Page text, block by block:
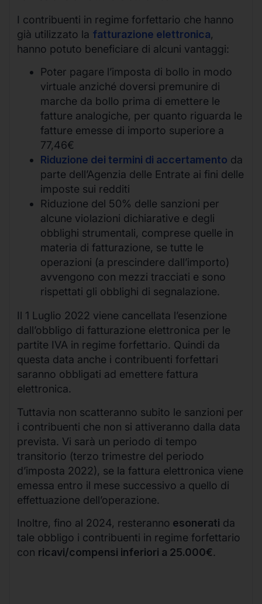
I contribuenti in regime forfettario che hanno
già utilizzato la fatturazione elettronica,
hanno potuto beneficiare di alcuni vantaggi:
Poter pagare l’imposta di bollo in modo
virtuale anziché doversi premunire di
marche da bollo prima di emettere le
fatture analogiche, per quanto riguarda le
fatture emesse di importo superiore a
77,46€
Riduzione dei termini di accertamento da
parte dell’Agenzia delle Entrate ai fini delle
imposte sui redditi
Riduzione del 50% delle sanzioni per
alcune violazioni dichiarative e degli
obblighi strumentali, comprese quelle in
materia di fatturazione, se tutte le
operazioni (a prescindere dall’importo)
avvengono con mezzi tracciati e sono
rispettati gli obblighi di segnalazione.
Il 1 Luglio 2022 viene cancellata l’esenzione
dall’obbligo di fatturazione elettronica per le
partite IVA in regime forfettario. Quindi da
questa data anche i contribuenti forfettari
saranno obbligati ad emettere fattura
elettronica.
Tuttavia non scatteranno subito le sanzioni per
i contribuenti che non si attiveranno dalla data
prevista. Vi sarà un periodo di tempo
transitorio (terzo trimestre del periodo
d’imposta 2022), se la fattura elettronica viene
emessa entro il mese successivo a quello di
effettuazione dell’operazione.
Inoltre, fino al 2024, resteranno esonerati da
tale obbligo i contribuenti in regime forfettario
con ricavi/compensi inferiori a 25.000€.